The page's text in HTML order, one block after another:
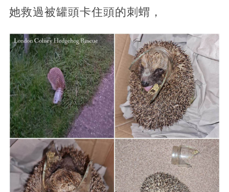
她救過被罐頭卡住頭的刺蝟，